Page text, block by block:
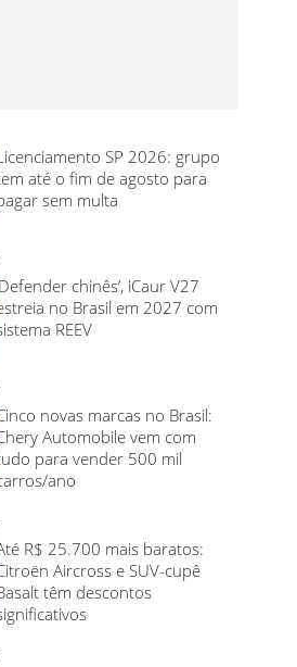
SP 2026: grupo
até o fim de agosto para
sem multa
chinês’, iCaur V27
no Brasil em 2027 com
REEV
novas marcas no Brasil:
Automobile vem com
para vender 500 mil
ano
R$ 25.700 mais baratos:
Aircross e SUV-cupê
têm descontos